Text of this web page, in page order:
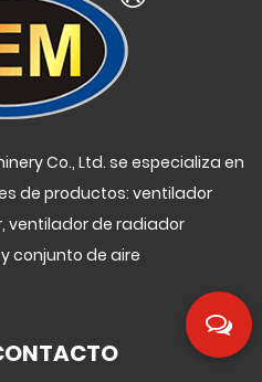
Co., Ltd. se especializa en
de productos: ventilador
ventilador de radiador
conjunto de aire